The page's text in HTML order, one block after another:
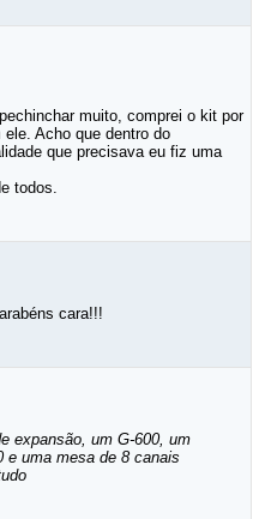
muito, comprei o kit por
Acho que dentro do
que precisava eu fiz uma
todos.
cara!!!
expansão, um G-600, um
e uma mesa de 8 canais